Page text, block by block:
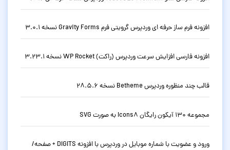
افزونه فرم ساز حرفه ای وردپرس گرویتی فرم Gravity Forms نسخه 3.0.1
افزونه فارسی افزایش سرعت وردپرس (راکت) WP Rocket نسخه 3.23.1
قالب چند منظوره وردپرس Betheme نسخه 28.5.6
مجموعه 130 آیکون رایگان Icons8 به صورت SVG
ورود و عضویت با شماره موبایل در وردپرس با افزونه DIGITS + صفحه/